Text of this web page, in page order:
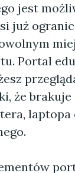
jest
już
Portal
że brakuje
laptopa